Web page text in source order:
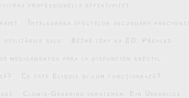
professionella effektivitet
Înțelegerea efectelor secundare frecvente
utilizările sale Běžné léky na ED: Přehled
medicamentos para la disfunción eréctil
Ce este Eliquis și cum funcționează?
Clomid-Generika verstehen: Ein Überblick